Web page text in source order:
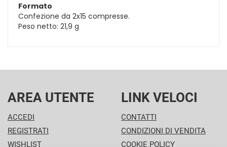
Formato
Confezione da 2x15 compresse.
Peso netto: 21,9 g
AREA UTENTE
ACCEDI
REGISTRATI
WISHLIST
LINK VELOCI
CONTATTI
CONDIZIONI DI VENDITA
COOKIE POLICY